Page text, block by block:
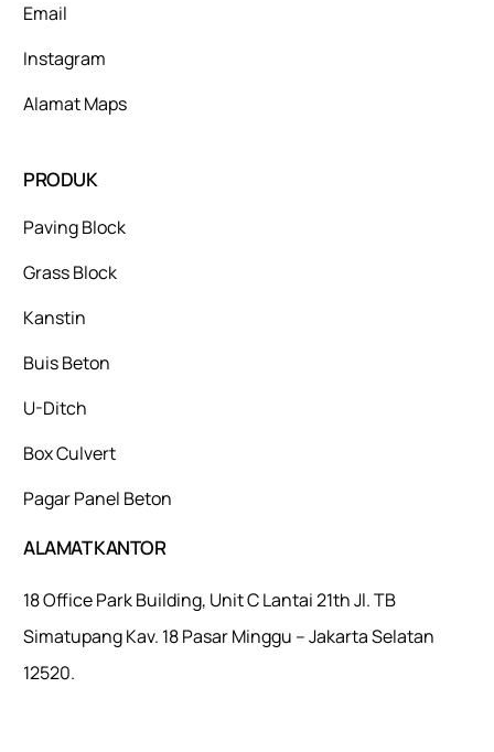
Email
Instagram
Alamat Maps
PRODUK
Paving Block
Grass Block
Kanstin
Buis Beton
U-Ditch
Box Culvert
Pagar Panel Beton
ALAMAT KANTOR
18 Office Park Building, Unit C Lantai 21th Jl. TB
Simatupang Kav. 18 Pasar Minggu – Jakarta Selatan
12520.